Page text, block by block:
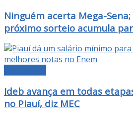
Ninguém acerta Mega-
próximo sorteio acumula
Ideb avança em todas
no Piauí, diz MEC